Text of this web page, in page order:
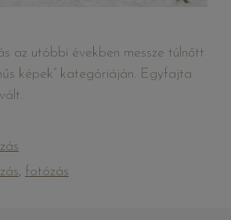
az utóbbi években messze túlnőtt
képek” kategóriáján. Egyfajta
, fotózás